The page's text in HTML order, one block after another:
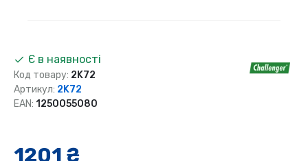
1201 ₴
Є в наявності
Код товару: 2K72
Артикул: 2K72
EAN: 1250055080